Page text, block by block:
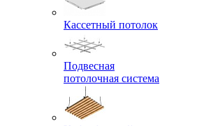
Кассетный потолок
Подвесная
потолочная система